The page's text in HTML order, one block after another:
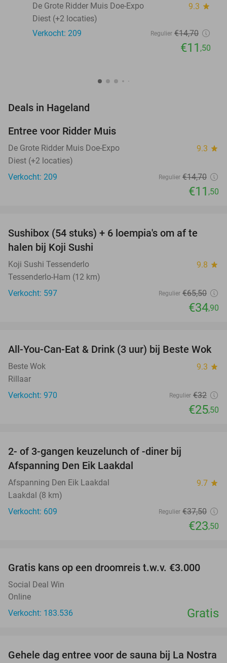
De Grote Ridder Muis Doe-Expo
9.3 star
Diest (+2 locaties)
Verkocht: 209
Regulier €14,70
€11 ,50
Deals in Hageland
TODAY
Entree voor Ridder Muis
De Grote Ridder Muis Doe-Expo 9.3 star
Diest (+2 locaties)
Verkocht: 209
Regulier €14,70
€11 ,50
47%
Sushibox (54 stuks) + 6 loempia's om af te
halen bij Koji Sushi
Koji Sushi Tessenderlo 9.8 star
Tessenderlo-Ham (12 km)
Verkocht: 597
Regulier €65,50
€34,90
20%
All-You-Can-Eat & Drink (3 uur) bij Beste Wok
Beste Wok 9.3 star
Rillaar
Verkocht: 970
Regulier €32
€25,50
2- of 3-gangen keuzelunch of -diner bij
Afspanning Den Eik Laakdal
Afspanning Den Eik Laakdal 9.7 star
Laakdal (8 km)
Verkocht: 609
Regulier €37,50
€23,50
Gratis kans op een droomreis t.w.v. €3.000
Social Deal Win
Online
Verkocht: 183.536
Gratis
30%
Gehele dag entree voor de sauna bij La Nostra